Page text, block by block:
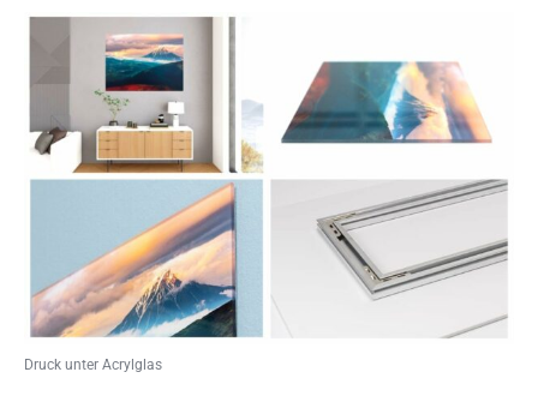
Druck unter Acrylglas